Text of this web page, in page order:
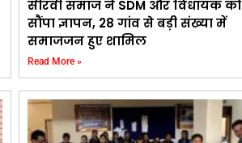
सीरवी समाज ने SDM और विधायक को
सौंपा ज्ञापन, 28 गांव से बड़ी संख्या में
समाजजन हुए शामिल
Read More »